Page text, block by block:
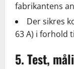
fabrikantens
Der sikres
63 A) i forhold
5. Test,